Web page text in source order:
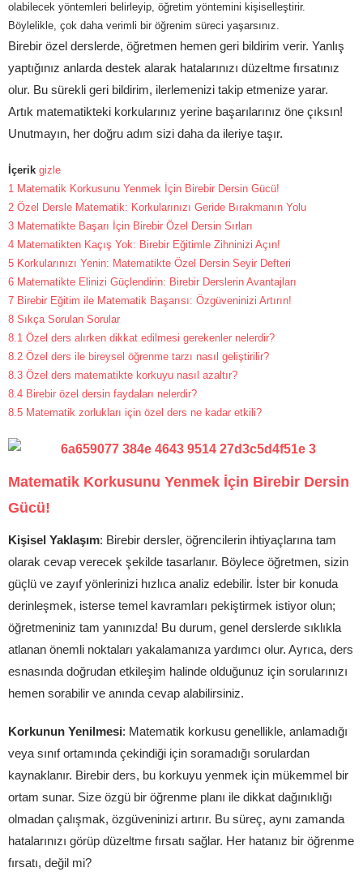
olabilecek yöntemleri belirleyip, öğretim yöntemini kişiselleştirir.
Böylelikle, çok daha verimli bir öğrenim süreci yaşarsınız.
Birebir özel derslerde, öğretmen hemen geri bildirim verir. Yanlış
yaptığınız anlarda destek alarak hatalarınızı düzeltme fırsatınız
olur. Bu sürekli geri bildirim, ilerlemenizi takip etmenize yarar.
Artık matematikteki korkularınız yerine başarılarınız öne çıksın!
Unutmayın, her doğru adım sizi daha da ileriye taşır.
İçerik gizle
1 Matematik Korkusunu Yenmek İçin Birebir Dersin Gücü!
2 Özel Dersle Matematik: Korkularınızı Geride Bırakmanın Yolu
3 Matematikte Başarı İçin Birebir Özel Dersin Sırları
4 Matematikten Kaçış Yok: Birebir Eğitimle Zihninizi Açın!
5 Korkularınızı Yenin: Matematikte Özel Dersin Seyir Defteri
6 Matematikte Elinizi Güçlendirin: Birebir Derslerin Avantajları
7 Birebir Eğitim ile Matematik Başarısı: Özgüveninizi Artırın!
8 Sıkça Sorulan Sorular
8.1 Özel ders alırken dikkat edilmesi gerekenler nelerdir?
8.2 Özel ders ile bireysel öğrenme tarzı nasıl geliştirilir?
8.3 Özel ders matematikte korkuyu nasıl azaltır?
8.4 Birebir özel dersin faydaları nelerdir?
8.5 Matematik zorlukları için özel ders ne kadar etkili?
Matematik Korkusunu Yenmek İçin Birebir Dersin
Gücü!
Kişisel Yaklaşım: Birebir dersler, öğrencilerin ihtiyaçlarına tam
olarak cevap verecek şekilde tasarlanır. Böylece öğretmen, sizin
güçlü ve zayıf yönlerinizi hızlıca analiz edebilir. İster bir konuda
derinleşmek, isterse temel kavramları pekiştirmek istiyor olun;
öğretmeniniz tam yanınızda! Bu durum, genel derslerde sıklıkla
atlanan önemli noktaları yakalamanıza yardımcı olur. Ayrıca, ders
esnasında doğrudan etkileşim halinde olduğunuz için sorularınızı
hemen sorabilir ve anında cevap alabilirsiniz.
Korkunun Yenilmesi: Matematik korkusu genellikle, anlamadığı
veya sınıf ortamında çekindiği için soramadığı sorulardan
kaynaklanır. Birebir ders, bu korkuyu yenmek için mükemmel bir
ortam sunar. Size özgü bir öğrenme planı ile dikkat dağınıklığı
olmadan çalışmak, özgüveninizi artırır. Bu süreç, aynı zamanda
hatalarınızı görüp düzeltme fırsatı sağlar. Her hatanız bir öğrenme
fırsatı, değil mi?